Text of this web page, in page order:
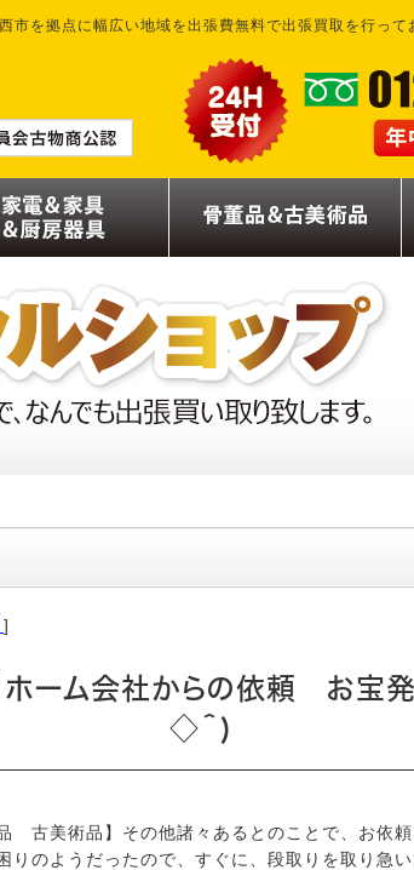
を拠点に幅広い地域を出張費無料で出張買取を行って
]
ーム会社からの依頼 お宝発
◇＾)
古美術品】その他諸々あるとのことで、お依
りのようだったので、すぐに、段取りを取り急い